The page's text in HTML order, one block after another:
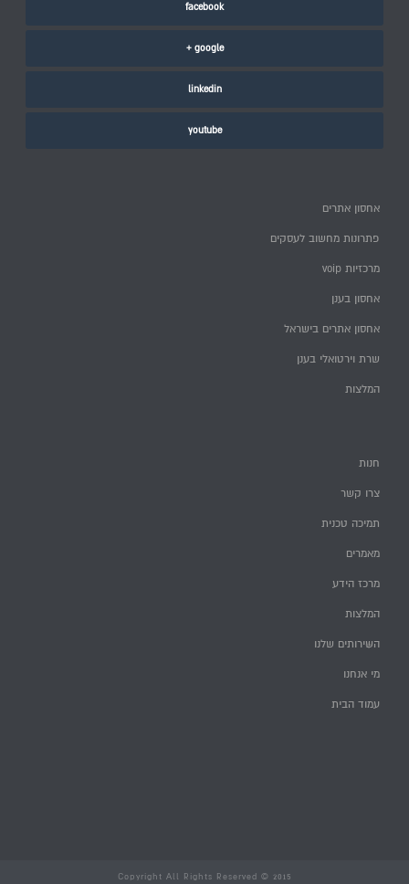
facebook
google +
linkedin
youtube
אחסון אתרים
פתרונות מחשוב לעסקים
מרכזיות voip
אחסון בענן
אחסון אתרים בישראל
שרת וירטואלי בענן
המלצות
חנות
צרו קשר
תמיכה טכנית
מאמרים
מרכז הידע
המלצות
השירותים שלנו
מי אנחנו
עמוד הבית
Copyright All Rights Reserved © 2015